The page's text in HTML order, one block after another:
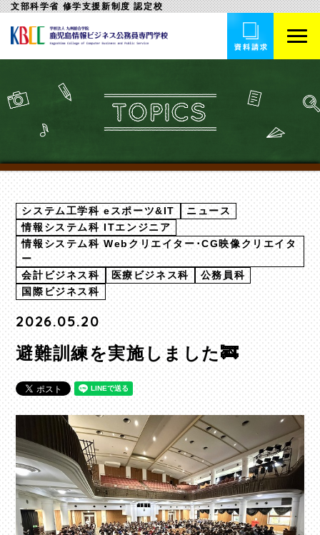
文部科学省 修学支援新制度 認定校
システム工学科 eスポーツ&IT
ニュース
情報システム科 ITエンジニア
情報システム科 Webクリエイター･CG映像クリエイタ
ー
会計ビジネス科
医療ビジネス科
公務員科
国際ビジネス科
2026.05.20
避難訓練を実施しました🚒